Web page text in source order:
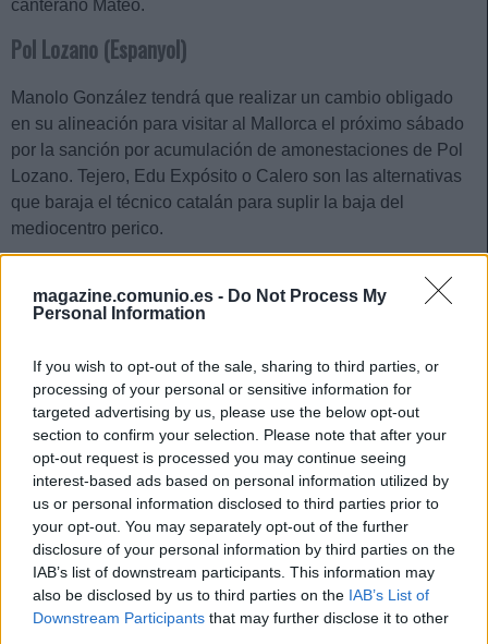
magazine.comunio.es - Do Not Process My
Personal Information
If you wish to opt-out of the sale, sharing to third parties, or
processing of your personal or sensitive information for
targeted advertising by us, please use the below opt-out
section to confirm your selection. Please note that after your
opt-out request is processed you may continue seeing
interest-based ads based on personal information utilized by
us or personal information disclosed to third parties prior to
your opt-out. You may separately opt-out of the further
disclosure of your personal information by third parties on the
IAB’s list of downstream participants. This information may
also be disclosed by us to third parties on the IAB’s List of
Downstream Participants that may further disclose it to other
canterano Mateo.
Pol Lozano (Espanyol)
Manolo González tendrá que realizar un cambio obligado
en su alineación para visitar al Mallorca el próximo sábado
por la sanción por acumulación de amonestaciones de Pol
Lozano. Tejero, Edu Expósito o Calero son las alternativas
que baraja el técnico catalán para suplir la baja del
mediocentro perico.
El centrocampista azulón tendrá que cumplir un partido de
temporada en la última jornada, en la que no jugó ni un
minuto pero fue amonestado por protestar en el banquillo.
Yellu es un suplente habitual en el Getafe.
Viti Rozada (Las Palmas)
Las Palmas contará también con bajas por sanción para su
partido ante el Alavés, entre ellas de la Viti por acumulación
de amarillas. Diego Martínez tiene las opciones de Marvin,
Javi Muñoz o Álex Suárez para cubrir su ausencia. En caso
de que opte por Javi Muñoz, Loiodice entraría en el centro